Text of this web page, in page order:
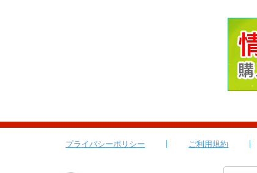
プライバシーポリシー ご利用規約